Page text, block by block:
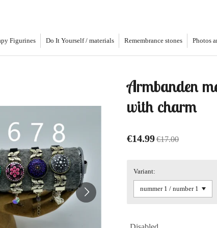
Figurines Do It Yourself / materials Remembrance stones Photos
Armbanden
with charm
€14.99€17.00
Variant: